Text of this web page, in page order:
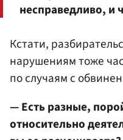
несправедливо, и
Кстати,
нарушениям тоже
по случаям с
— Есть разные,
относительно